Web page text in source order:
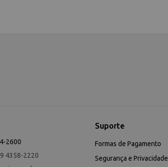
2600
4358-2220
Suporte
Formas de Pagamento
Segurança e Privacidade